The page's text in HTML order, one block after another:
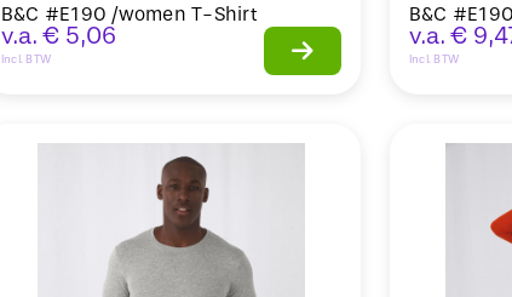
B&C #E190 /women T-Shirt
v.a. € 5,06
Incl. BTW
B&C
v.a. €
Incl. BTW